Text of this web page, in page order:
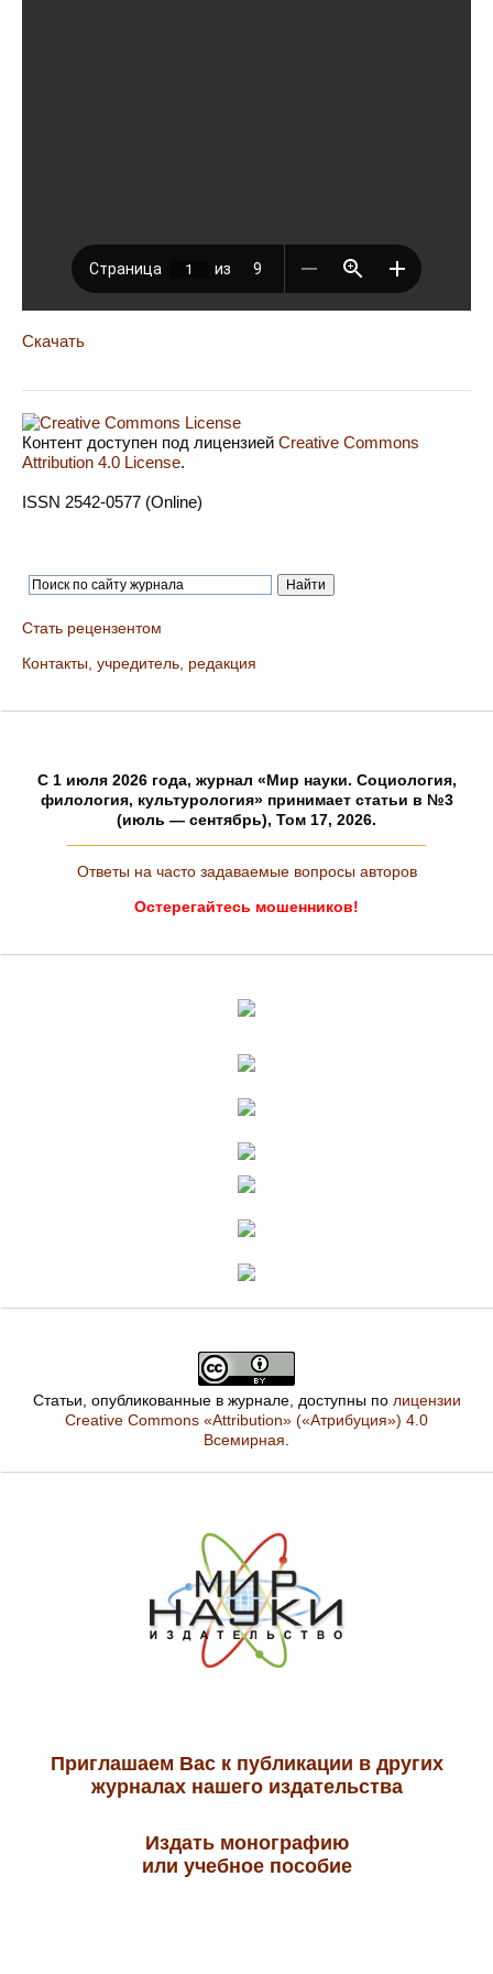
Скачать
Контент доступен под лицензией Creative Commons
Attribution 4.0 License.
ISSN 2542-0577 (Online)
Стать рецензентом
Контакты, учредитель, редакция
C 1 июля 2026 года, журнал «Мир науки. Социология,
филология, культурология» принимает статьи в №3
(июль — сентябрь), Том 17, 2026.
Ответы на часто задаваемые вопросы авторов
Остерегайтесь мошенников!
Статьи, опубликованные в журнале, доступны по лицензии
Creative Commons «Attribution» («Атрибуция») 4.0
Всемирная.
Приглашаем Вас к публикации в других
журналах нашего издательства
Издать монографию
или учебное пособие